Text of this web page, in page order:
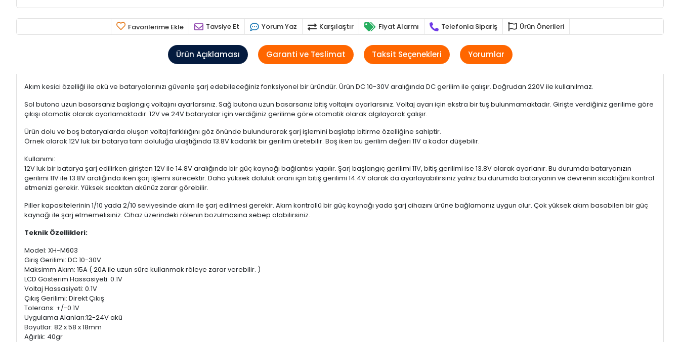
Favorilerime Ekle Tavsiye Et Yorum Yaz Karşılaştır Fiyat Alarmı Telefonla Sipariş Ürün Önerileri
Ürün Açıklaması Garanti ve Teslimat Taksit Seçenekleri Yorumlar
Akım kesici özelliği ile akü ve bataryalarınızı güvenle şarj edebileceğiniz fonksiyonel bir üründür. Ürün DC 10-30V aralığında DC gerilim ile çalışır. Doğrudan 220V ile kullanılmaz.
Sol butona uzun basarsanız başlangıç voltajını ayarlarsınız. Sağ butona uzun basarsanız bitiş voltajını ayarlarsınız. Voltaj ayarı için ekstra bir tuş bulunmamaktadır. Girişte verdiğiniz gerilime göre
çıkışı otomatik olarak ayarlamaktadır. 12V ve 24V bataryalar için verdiğiniz gerilime göre otomatik olarak algılayarak çalışır.
Ürün dolu ve boş bataryalarda oluşan voltaj farklılığını göz önünde bulundurarak şarj işlemini başlatıp bitirme özelliğine sahiptir.
Örnek olarak 12V luk bir batarya tam doluluğa ulaştığında 13.8V kadarlık bir gerilim üretebilir. Boş iken bu gerilim değeri 11V a kadar düşebilir.
Kullanımı:
12V luk bir batarya şarj edilirken girişten 12V ile 14.8V aralığında bir güç kaynağı bağlantısı yapılır. Şarj başlangıç gerilimi 11V, bitiş gerilimi ise 13.8V olarak ayarlanır. Bu durumda bataryanızın
gerilimi 11V ile 13.8V aralığında iken şarj işlemi sürecektir. Daha yüksek doluluk oranı için bitiş gerilimi 14.4V olarak da ayarlayabilirsiniz yalnız bu durumda bataryanın ve devrenin sıcaklığını kontrol
etmenizi gerekir. Yüksek sıcaktan akünüz zarar görebilir.
Piller kapasitelerinin 1/10 yada 2/10 seviyesinde akım ile şarj edilmesi gerekir. Akım kontrollü bir güç kaynağı yada şarj cihazını ürüne bağlamanız uygun olur. Çok yüksek akım basabilen bir güç
kaynağı ile şarj etmemelisiniz. Cihaz üzerindeki rölenin bozulmasına sebep olabilirsiniz.
Teknik Özellikleri:
Model: XH-M603
Giriş Gerilimi: DC 10-30V
Maksimm Akım: 15A ( 20A ile uzun süre kullanmak röleye zarar verebilir. )
LCD Gösterim Hassasiyeti: 0.1V
Voltaj Hassasiyeti: 0.1V
Çıkış Gerilimi: Direkt Çıkış
Tolerans: +/-0.1V
Uygulama Alanları:12-24V akü
Boyutlar: 82 x 58 x 18mm
Ağırlık: 40gr